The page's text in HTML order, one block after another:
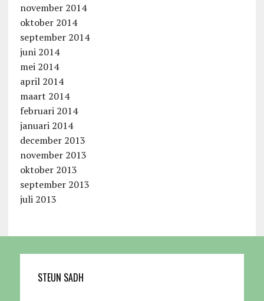
november 2014
oktober 2014
september 2014
juni 2014
mei 2014
april 2014
maart 2014
februari 2014
januari 2014
december 2013
november 2013
oktober 2013
september 2013
juli 2013
STEUN SADH